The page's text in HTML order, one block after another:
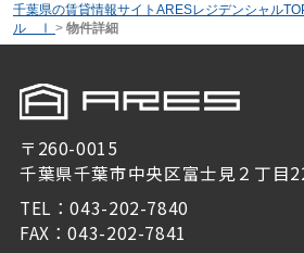
千葉県の賃貸情報サイトARESレジデンシャル
ル Ⅰ > 物件詳細
〒260-0015
千葉県千葉市中央区富士見２丁目
TEL：043-202-7840
FAX：043-202-7841